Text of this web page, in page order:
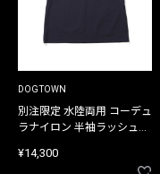
DOGTOWN
別注限定 水陸両用 コーデュ
ラナイロン 半袖ラッシュガ
¥14,300